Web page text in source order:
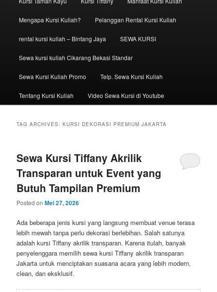
Mengapa Kursi Kuliah? Pelanggan Rental Kursi Kuliah
rental kursi kuliah – Bintang Jaya SEWA KURSI
Sewa kursi kuliah Cikarang Bekasi Standar
Sewa Kursi Kuliah Promo Telp. Sewa Kursi Kuliah
Tentang Kursi Kuliah Video Sewa Kursi di Youtube
TAG ARCHIVES:KURSI DEKORASI PREMIUM JAKARTA
Sewa Kursi Tiffany Akrilik
Transparan untuk Event yang
Butuh Tampilan Premium
Posted onMei 27, 2026
Ada beberapa jenis kursi yang langsung membuat venue terasa
lebih mewah tanpa perlu dekorasi berlebihan. Salah satunya
adalah kursi Tiffany akrilik transparan. Karena itulah, banyak
penyelenggara memilih sewa kursi Tiffany akrilik transparan
Jakarta untuk menciptakan suasana acara yang lebih modern,
clean, dan eksklusif.